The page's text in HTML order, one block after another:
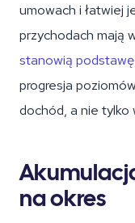
umowach i łatwiej
przychodach mają
stanowią
progresja
dochód, a nie tylko
na okres